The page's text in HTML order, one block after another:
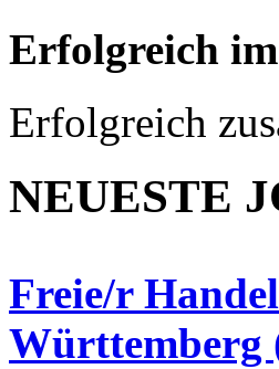
Erfolgreich
Erfolgreich
NEUESTE
Freie/r
Württemberg